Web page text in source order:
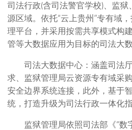
司法行政(含司法警官学校)、监
源区域。依托“云上贵州”专有域
理平台，并采用按需共享模式构
管等大数据应用为目标的司法大数
司法大数据中心：涵盖司法厅
求、监狱管理局云资源专有域采
安全边界系统连接，此外，基于
统，打造升级为司法行政一体化
监狱管理局依照司法部《“数